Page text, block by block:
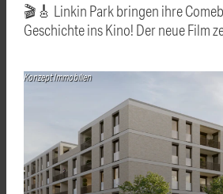
🎬🎸 Linkin Park bringen ihre
Geschichte ins Kino! Der neue Film
Konzept Immobilien